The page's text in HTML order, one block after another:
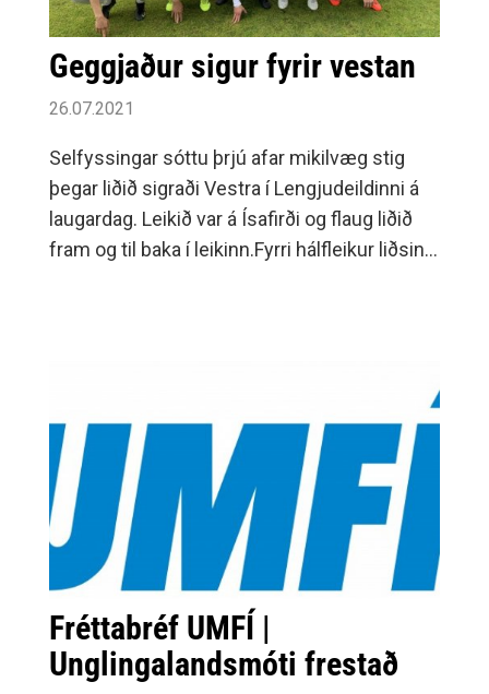
Geggjaður sigur fyrir vestan
26.07.2021
Selfyssingar sóttu þrjú afar mikilvæg stig
þegar liðið sigraði Vestra í Lengjudeildinni á
laugardag. Leikið var á Ísafirði og flaug liðið
fram og til baka í leikinn.Fyrri hálfleikur liðsins
Fréttabréf UMFÍ |
Unglingalandsmóti frestað